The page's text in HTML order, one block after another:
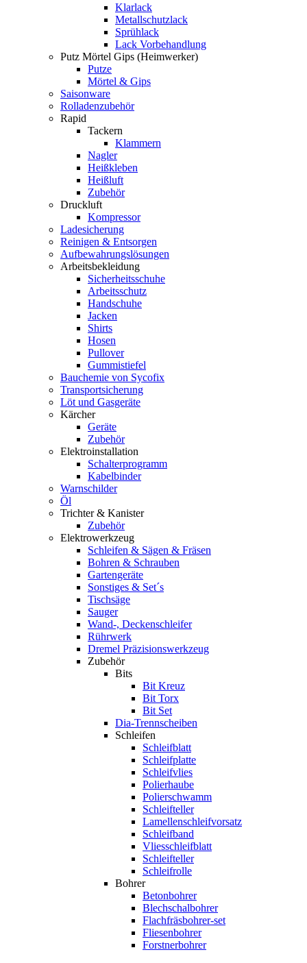
Klarlack
Metallschutzlack
Sprühlack
Lack Vorbehandlung
Putz Mörtel Gips (Heimwerker)
Putze
Mörtel & Gips
Saisonware
Rolladenzubehör
Rapid
Tackern
Klammern
Nagler
Heißkleben
Heißluft
Zubehör
Druckluft
Kompressor
Ladesicherung
Reinigen & Entsorgen
Aufbewahrungslösungen
Arbeitsbekleidung
Sicherheitsschuhe
Arbeitsschutz
Handschuhe
Jacken
Shirts
Hosen
Pullover
Gummistiefel
Bauchemie von Sycofix
Transportsicherung
Löt und Gasgeräte
Kärcher
Geräte
Zubehör
Elektroinstallation
Schalterprogramm
Kabelbinder
Warnschilder
Öl
Trichter & Kanister
Zubehör
Elektrowerkzeug
Schleifen & Sägen & Fräsen
Bohren & Schrauben
Gartengeräte
Sonstiges & Set´s
Tischsäge
Sauger
Wand-, Deckenschleifer
Rührwerk
Dremel Präzisionswerkzeug
Zubehör
Bits
Bit Kreuz
Bit Torx
Bit Set
Dia-Trennscheiben
Schleifen
Schleifblatt
Schleifplatte
Schleifvlies
Polierhaube
Polierschwamm
Schleifteller
Lamellenschleifvorsatz
Schleifband
Vliesschleifblatt
Schleifteller
Schleifrolle
Bohrer
Betonbohrer
Blechschalbohrer
Flachfräsbohrer-set
Fliesenbohrer
Forstnerbohrer